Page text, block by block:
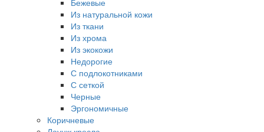
Бежевые
Из натуральной кожи
Из ткани
Из хрома
Из экокожи
Недорогие
С подлокотниками
С сеткой
Черные
Эргономичные
Коричневые